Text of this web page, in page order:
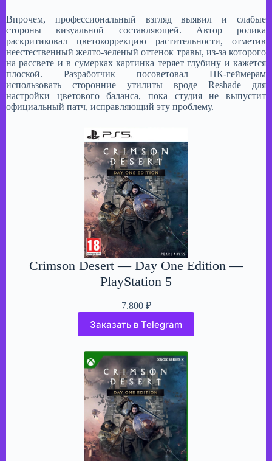
Впрочем, профессиональный взгляд выявил и слабые
стороны визуальной составляющей. Автор ролика
раскритиковал цветокоррекцию растительности, отметив
неестественный желто-зеленый оттенок травы, из-за которого
на рассвете и в сумерках картинка теряет глубину и кажется
плоской. Разработчик посоветовал ПК-геймерам
использовать сторонние утилиты вроде Reshade для
настройки цветового баланса, пока студия не выпустит
официальный патч, исправляющий эту проблему.
Crimson Desert — Day One Edition —
PlayStation 5
7.800 ₽
Заказать в Telegram